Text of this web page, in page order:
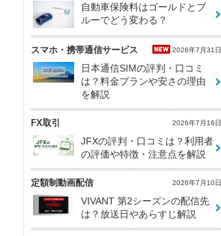
自動車保険料はゴールドとブ
ルーでどう変わる？
スマホ・携帯通信サービス 2026年7月31日
日本通信SIMの評判・口コミ
は？料金プランや安さの理由
を解説
FX取引 2026年7月16日
JFXの評判・口コミは？利用者
の評価や特徴・注意点を解説
定額制動画配信 2026年7月10日
VIVANT 第2シーズンの配信先
は？放送日やあらすじ解説